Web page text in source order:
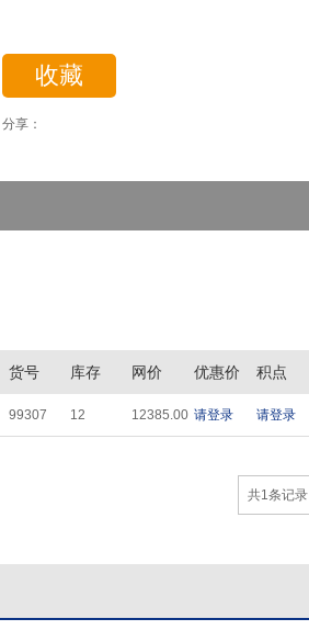
收藏
分享：
货号 库存 网价 优惠价 积点
99307 12 12385.00 请登录 请登录
共1条记录